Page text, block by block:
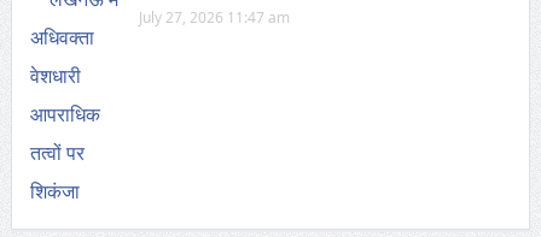
July 27, 2026 11:47 am